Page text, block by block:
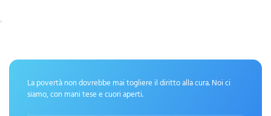
La povertà non dovrebbe mai togliere il diritto alla cura. Noi ci
siamo, con mani tese e cuori aperti.